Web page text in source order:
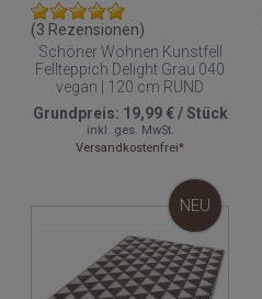
(3 Rezensionen)
Schöner Wohnen Kunstfell
Fellteppich Delight Grau 040
vegan | 120 cm RUND
Grundpreis: 19,99 €/Stück
inkl. ges. MwSt.
Versandkostenfrei*
NEU